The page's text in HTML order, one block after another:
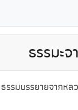
ธรรมะ
รรมบรรยายจาก